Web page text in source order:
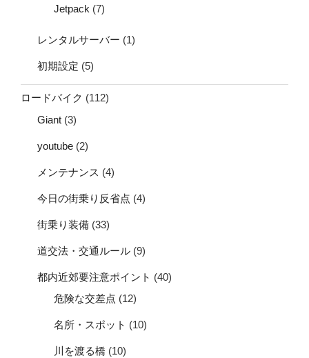
Jetpack (7)
レンタルサーバー (1)
初期設定 (5)
ロードバイク (112)
Giant (3)
youtube (2)
メンテナンス (4)
今日の街乗り反省点 (4)
街乗り装備 (33)
道交法・交通ルール (9)
都内近郊要注意ポイント (40)
危険な交差点 (12)
名所・スポット (10)
川を渡る橋 (10)